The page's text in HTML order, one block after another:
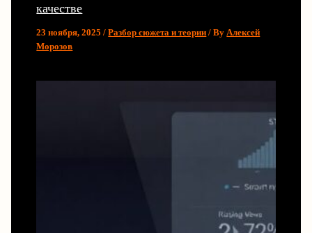
качестве
23 ноября, 2025/Разбор сюжета и теории / ByАлексей
Морозов